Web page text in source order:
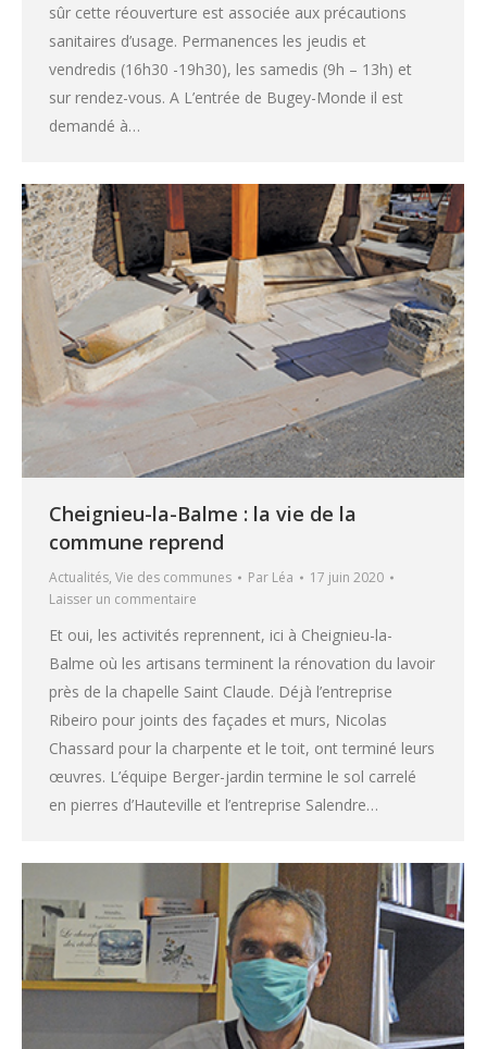
sûr cette réouverture est associée aux précautions
sanitaires d’usage. Permanences les jeudis et
vendredis (16h30 -19h30), les samedis (9h – 13h) et
sur rendez-vous. A L’entrée de Bugey-Monde il est
demandé à…
Cheignieu-la-Balme : la vie de la
commune reprend
Actualités, Vie des communes Par Léa
17 juin 2020
Laisser un commentaire
Et oui, les activités reprennent, ici à Cheignieu-la-
Balme où les artisans terminent la rénovation du lavoir
près de la chapelle Saint Claude. Déjà l’entreprise
Ribeiro pour joints des façades et murs, Nicolas
Chassard pour la charpente et le toit, ont terminé leurs
œuvres. L’équipe Berger-jardin termine le sol carrelé
en pierres d’Hauteville et l’entreprise Salendre…